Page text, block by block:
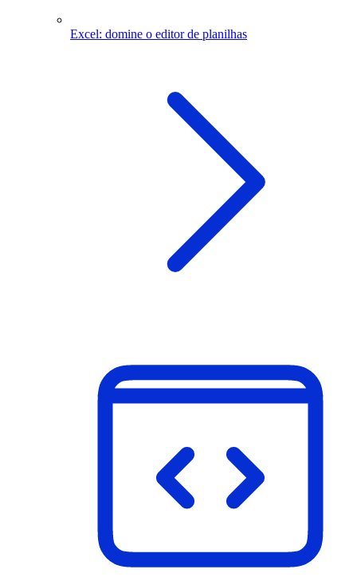
Excel: domine o editor de planilhas